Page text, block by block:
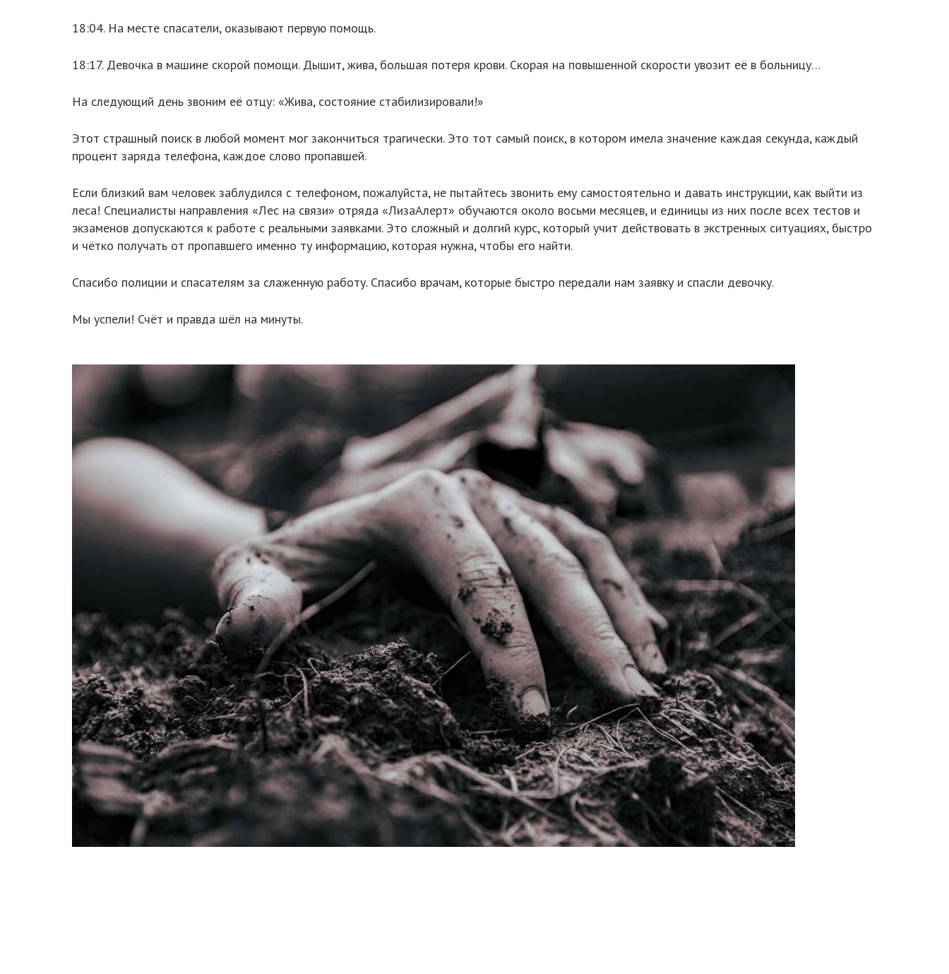
18:04. На месте спасатели, оказывают первую помощь.
18:17. Девочка в машине скорой помощи. Дышит, жива, большая потеря крови. Скорая на повышенной скорости увозит её в больницу…
На следующий день звоним её отцу: «Жива, состояние стабилизировали!»
Этот страшный поиск в любой момент мог закончиться трагически. Это тот самый поиск, в котором имела значение каждая секунда, каждый
процент заряда телефона, каждое слово пропавшей.
Если близкий вам человек заблудился с телефоном, пожалуйста, не пытайтесь звонить ему самостоятельно и давать инструкции, как выйти из
леса! Специалисты направления «Лес на связи» отряда «ЛизаАлерт» обучаются около восьми месяцев, и единицы из них после всех тестов и
экзаменов допускаются к работе с реальными заявками. Это сложный и долгий курс, который учит действовать в экстренных ситуациях, быстро
и чётко получать от пропавшего именно ту информацию, которая нужна, чтобы его найти.
Спасибо полиции и спасателям за слаженную работу. Спасибо врачам, которые быстро передали нам заявку и спасли девочку.
Мы успели! Счёт и правда шёл на минуты.